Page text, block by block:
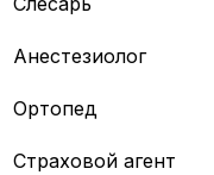
Анестезиолог
Ортопед
Страховой агент